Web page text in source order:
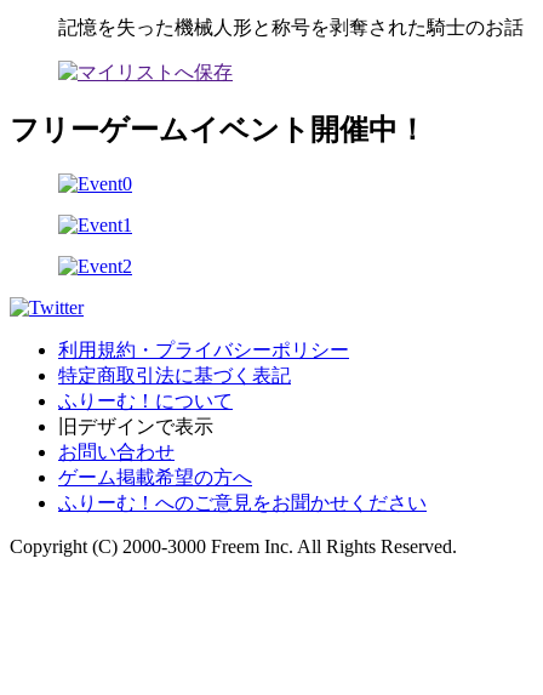
記憶を失った機械人形と称号を剥奪された騎士のお話
フリーゲームイベント開催中！
利用規約・プライバシーポリシー
特定商取引法に基づく表記
ふりーむ！について
旧デザインで表示
お問い合わせ
ゲーム掲載希望の方へ
ふりーむ！へのご意見をお聞かせください
Copyright (C) 2000-3000 Freem Inc. All Rights Reserved.